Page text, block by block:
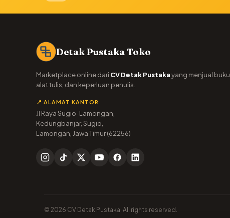
Detak Pustaka Toko
Marketplace online dari CV Detak Pustakayang menjual buku,
alat tulis, dan keperluan penulis.
📍 ALAMAT KANTOR
Jl Raya Sugio-Lamongan,
Kedungbanjar, Sugio,
Lamongan, Jawa Timur (62256)
© 2026 CV Detak Pustaka. All rights reserved.